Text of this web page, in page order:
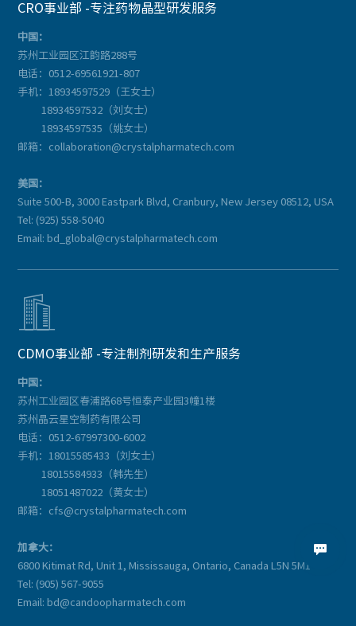

CRO事业部 -专注药物晶型研发服务
中国：
苏州工业园区江韵路288号
电话：0512-69561921-807
手机：18934597529（王女士）
18934597532（刘女士）
18934597535（姚女士）
邮箱：collaboration@crystalpharmatech.com
美国：
Suite 500-B, 3000 Eastpark Blvd, Cranbury, New Jersey 08512, USA
Tel: (925) 558-5040
Email: bd_global@crystalpharmatech.com

CDMO事业部 -专注制剂研发和生产服务
中国：
苏州工业园区春浦路68号恒泰产业园3幢1楼
苏州晶云星空制药有限公司
电话：0512-67997300-6002
手机：18015585433（刘女士）
18015584933（韩先生）
18051487022（黄女士）
邮箱：cfs@crystalpharmatech.com
加拿大：
6800 Kitimat Rd, Unit 1, Mississauga, Ontario, Canada L5N 5M1
Tel: (905) 567-9055
Email: bd@candoopharmatech.com